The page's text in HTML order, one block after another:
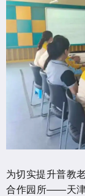
为切实提升普教
合作园所——天津